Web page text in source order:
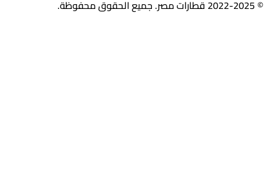
© 2022-2025 قطارات مصر. جميع الحقوق محفوظة.